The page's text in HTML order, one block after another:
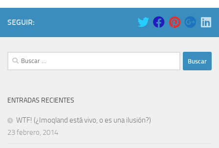
SEGUIR:
Buscar:
ENTRADAS RECIENTES
WTF! (¿Imoqland está vivo, o es una ilusión?)
23 febrero, 2014